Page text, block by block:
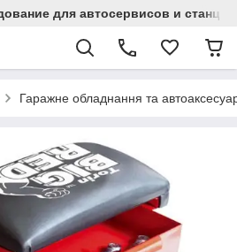
для автосервисов и
Гаражне обладнання та